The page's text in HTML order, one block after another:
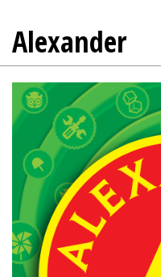
Alexander